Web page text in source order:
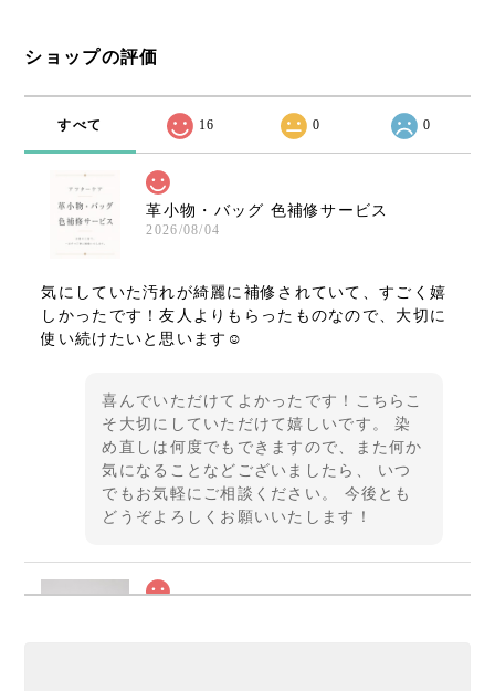
ショップの評価
すべて 16 0 0
革小物・バッグ 色補修サービス
2026/08/04
気にしていた汚れが綺麗に補修されていて、すごく嬉
しかったです！友人よりもらったものなので、大切に
使い続けたいと思います☺️
喜んでいただけてよかったです！こちらこ
そ大切にしていただけて嬉しいです。 染
め直しは何度でもできますので、また何か
気になることなどございましたら、 いつ
でもお気軽にご相談ください。 今後とも
どうぞよろしくお願いいたします！